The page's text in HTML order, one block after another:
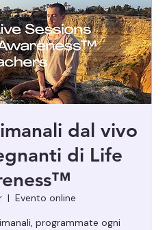
dal vivo
di Life
  |
Evento online
programmate ogni